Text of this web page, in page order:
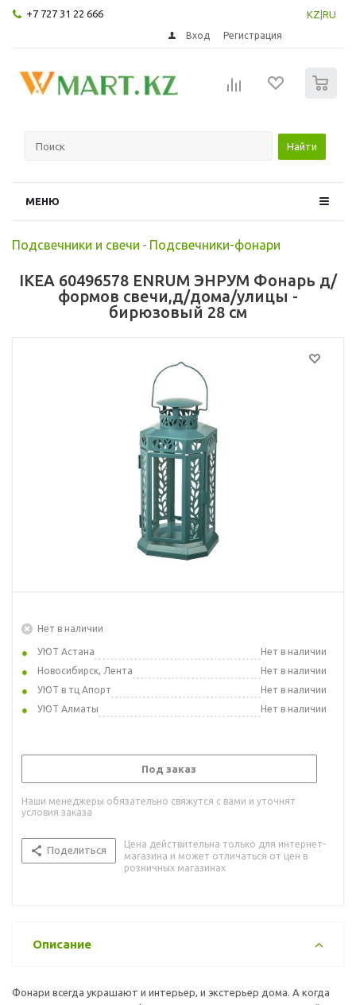
+7 727 31 22 666 KZ RU
Вход Регистрация
Найти
МЕНЮ
Подсвечники и свечи - Подсвечники-фонари
IKEA 60496578 ENRUM ЭНРУМ Фонарь д/
формов свечи,д/дома/улицы -
бирюзовый 28 см
Нет в наличии
УЮТ Астана
Нет в наличии
Новосибирск, Лента
Нет в наличии
УЮТ в тц Апорт
Нет в наличии
УЮТ Алматы
Нет в наличии
Под заказ
Наши менеджеры обязательно свяжутся с вами и уточнят
условия заказа
Поделиться
Цена действительна только для интернет-
магазина и может отличаться от цен в
розничных магазинах
Описание
Фонари всегда украшают и интерьер, и экстерьер дома. А когда